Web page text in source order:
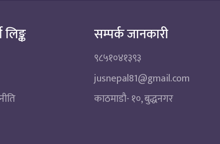
सम्पर्क जानकारी
९८५१०४१३९३
jusnepal81@gmail.com
काठमाडाै‌- १०, बुद्धनगर